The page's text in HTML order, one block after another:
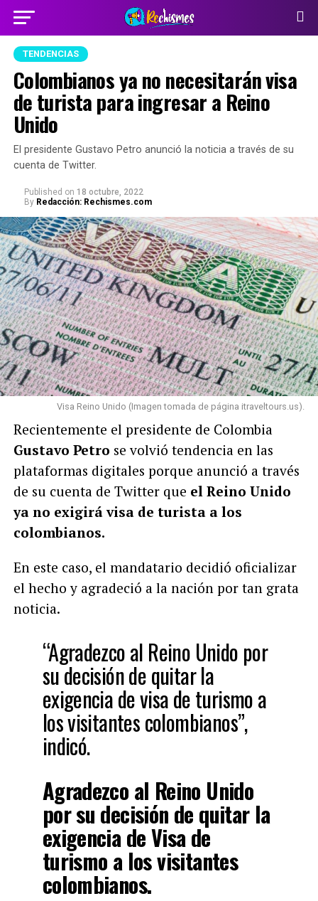
TENDENCIAS
Colombianos ya no necesitarán visa
de turista para ingresar a Reino
Unido
El presidente Gustavo Petro anunció la noticia a través de su
cuenta de Twitter.
Published on 18 octubre, 2022
By Redacción: Rechismes.com
Visa Reino Unido (Imagen tomada de página itraveltours.us).
Recientemente el presidente de Colombia
Gustavo Petro se volvió tendencia en las
plataformas digitales porque anunció a través
de su cuenta de Twitter que el Reino Unido
ya no exigirá visa de turista a los
colombianos.
En este caso, el mandatario decidió oficializar
el hecho y agradeció a la nación por tan grata
noticia.
“Agradezco al Reino Unido por
su decisión de quitar la
exigencia de visa de turismo a
los visitantes colombianos”,
indicó.
Agradezco al Reino Unido
por su decisión de quitar la
exigencia de Visa de
turismo a los visitantes
colombianos.